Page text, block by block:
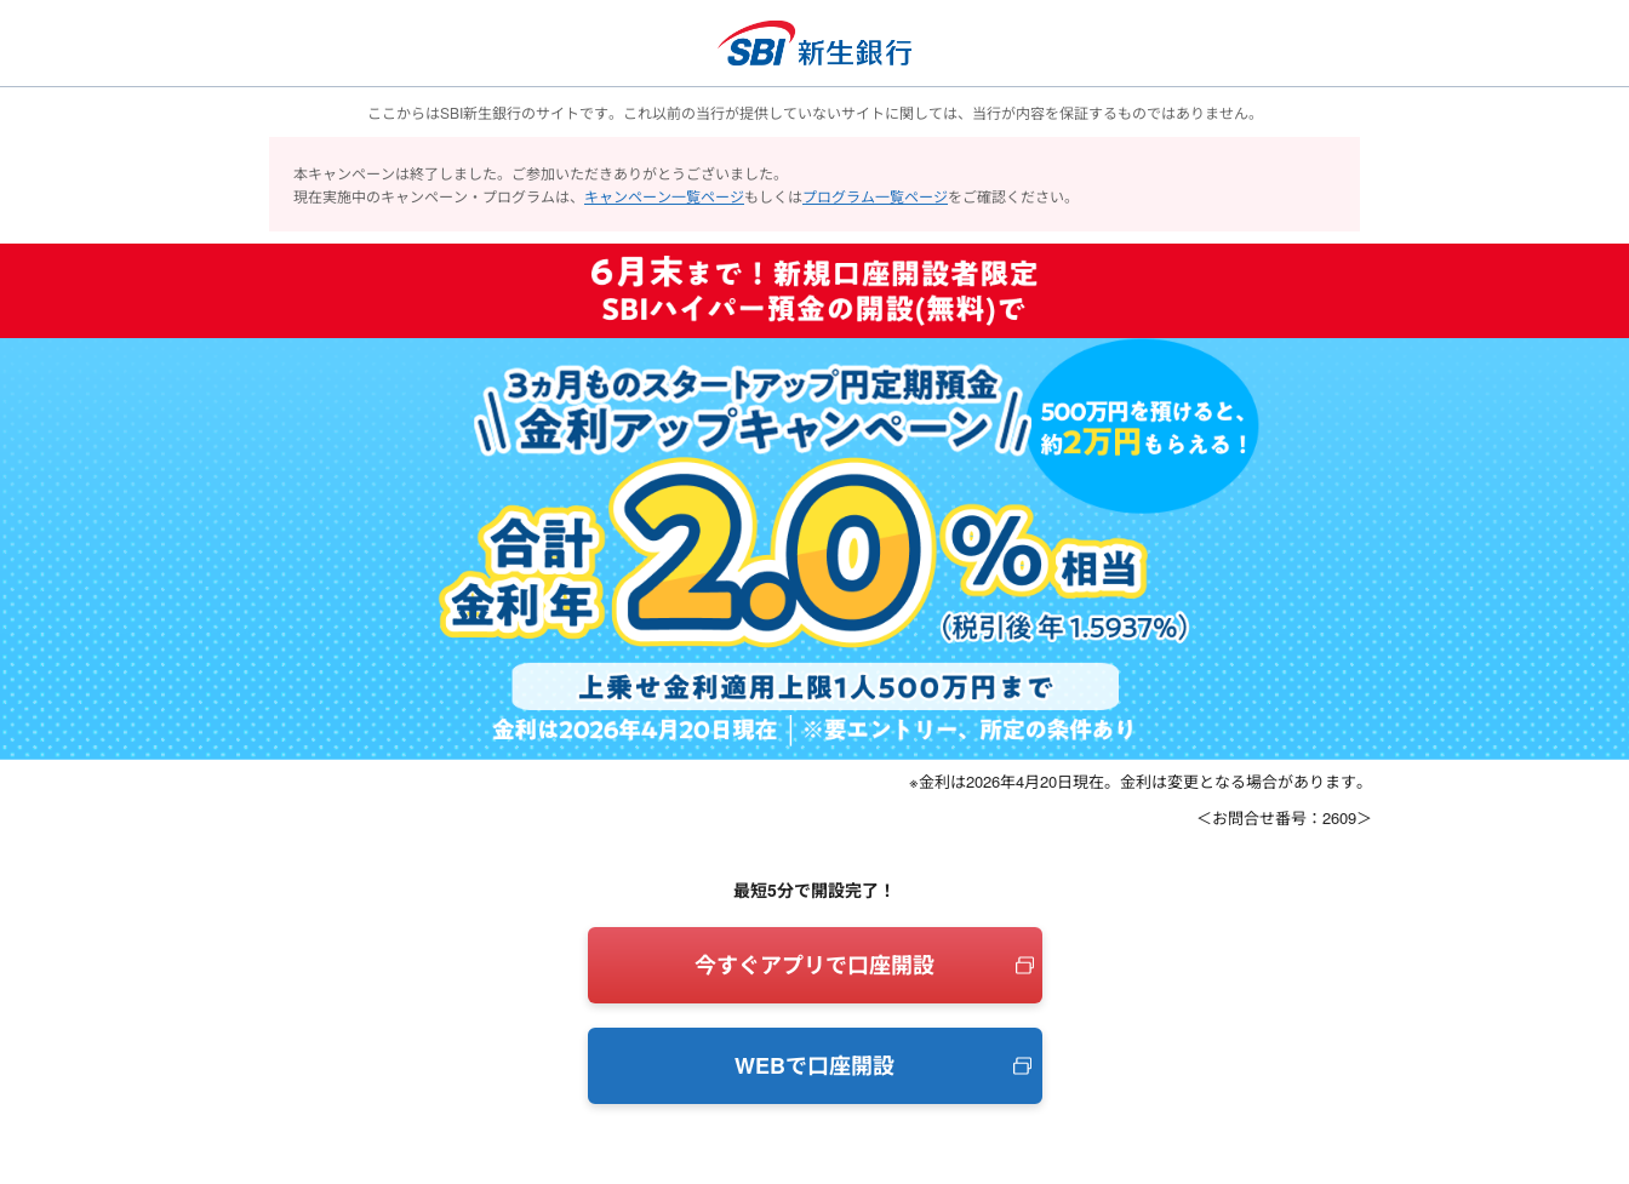
ここからはSBI新生銀行のサイトです。これ以前の当行が提供していないサイトに関しては、当行が内容を保証するものではありません。
本キャンペーンは終了しました。ご参加いただきありがとうございました。
現在実施中のキャンペーン・プログラムは、 キャンペーン一覧ページもしくはプログラム一覧ページをご確認ください。
規
座
開
設
限
定
！
※金利は2026年4月20日現在。金利は変更となる場合があります。
＜お問合せ番号：2609＞
最短5分で開設完了！
今すぐアプリで口座開設
WEBで口座開設